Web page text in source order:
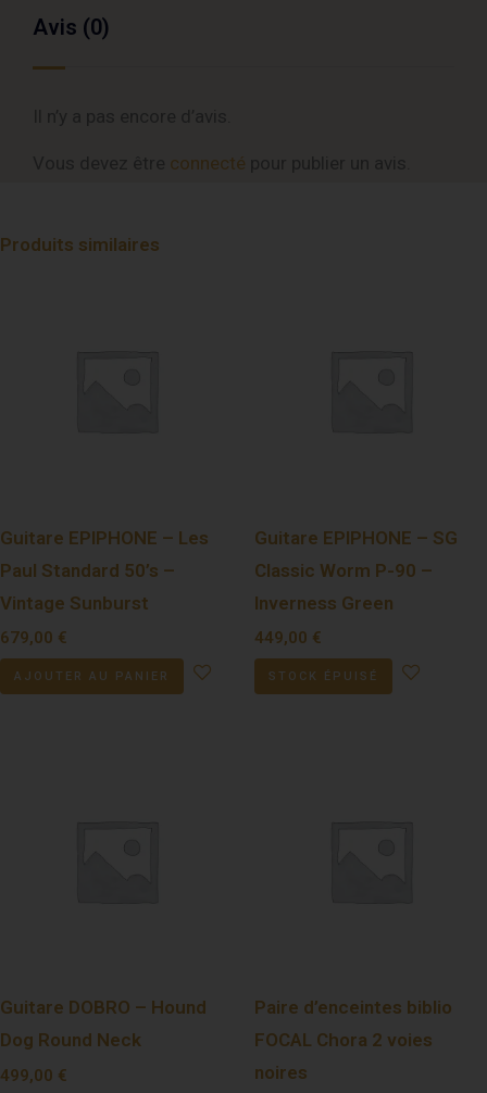
Avis (0)
connecté
Produits similaires
Guitare EPIPHONE – Les
Paul Standard 50’s –
Vintage Sunburst
679,00 €
AJOUTER AU PANIER
Guitare EPIPHONE – SG
Classic Worm P-90 –
Inverness Green
449,00 €
STOCK ÉPUISÉ
Guitare DOBRO – Hound
Dog Round Neck
499,00 €
Paire d’enceintes biblio
FOCAL Chora 2 voies
noires